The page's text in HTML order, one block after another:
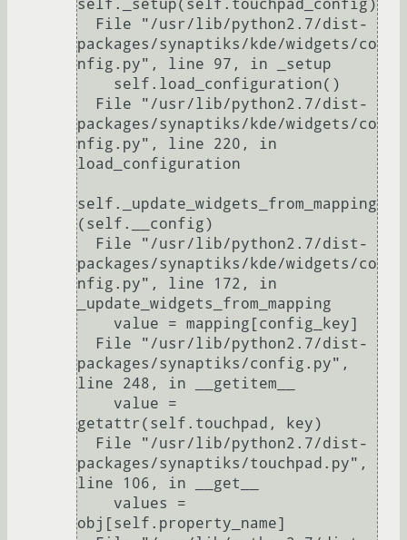
self._setup(self.touchpad_config)
packages/synaptiks/kde/widgets/co
nfig.py", line 97, in _setup
packages/synaptiks/kde/widgets/co
nfig.py", line 220, in
load_configuration
self._update_widgets_from_mapping
(self.__config)
packages/synaptiks/kde/widgets/co
nfig.py", line 172, in
_update_widgets_from_mapping
packages/synaptiks/config.py",
line 248, in __getitem__
getattr(self.touchpad, key)
packages/synaptiks/touchpad.py",
line 106, in __get__
obj[self.property_name]